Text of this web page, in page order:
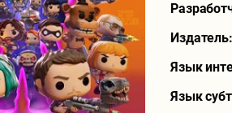
Издатель:
Язык
Язык